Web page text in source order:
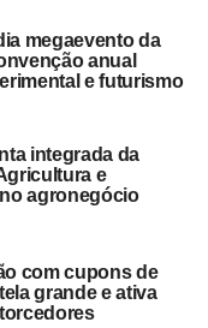
megaevento da
anual
e futurismo
integrada da
e
agronegócio
com cupons de
grande e ativa